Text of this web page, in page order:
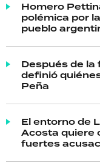
Homero
polémica por
pueblo
Después de la
definió
Peña
El entorno de
Acosta quiere
fuertes